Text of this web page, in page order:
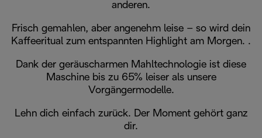
anderen.
Frisch gemahlen, aber angenehm leise – so wird dein
Kaffeeritual zum entspannten Highlight am Morgen. .
Dank der geräuscharmen Mahltechnologie ist diese
Maschine bis zu 65% leiser als unsere
Vorgängermodelle.
Lehn dich einfach zurück. Der Moment gehört ganz
dir.